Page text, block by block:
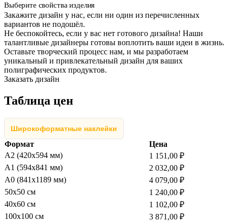
Выберите свойства изделия
Закажите дизайн у нас, если ни один из перечисленных
вариантов не подошёл.
Не беспокойтесь, если у вас нет готового дизайна! Наши
талантливые дизайнеры готовы воплотить ваши идеи в жизнь.
Оставьте творческий процесс нам, и мы разработаем
уникальный и привлекательный дизайн для ваших
полиграфических продуктов.
Заказать дизайн
Таблица цен
Широкоформатные наклейки
Формат
Цена
А2 (420х594 мм)
1 151,00 ₽
А1 (594х841 мм)
2 032,00 ₽
А0 (841х1189 мм)
4 079,00 ₽
50х50 см
1 240,00 ₽
40х60 см
1 102,00 ₽
100х100 см
3 871,00 ₽